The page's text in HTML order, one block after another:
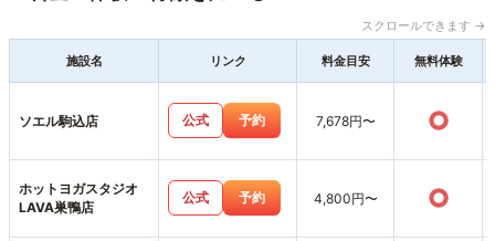
スクロールできます →
施設名 リンク 料金目安 無料体験
ソエル駒込店 公式 予約 7,678円〜 ○
ホットヨガスタジオ
LAVA巣鴨店
公式 予約 4,800円〜 ○